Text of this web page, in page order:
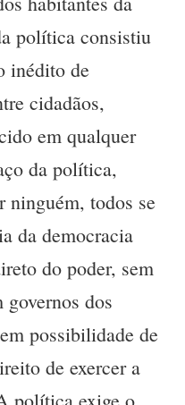
política consistiu
inédito de
cidadãos,
em qualquer
da política,
ninguém, todos se
da democracia
do poder, sem
dos
possibilidade de
de exercer a